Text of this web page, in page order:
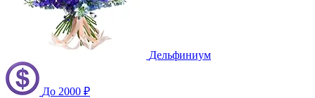
Дельфиниум
До 2000 ₽